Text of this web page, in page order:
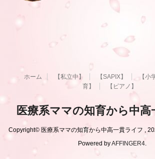
ホーム 【私立中】 【SAPIX】 【小
育】
【ピアノ】
医療系ママの知育から中高
Copyright© 医療系ママの知育から中高一貫ライフ ,
Powered byAFFINGER4.